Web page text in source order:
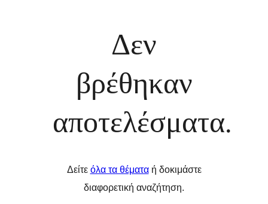
Δεν
βρέθηκαν
αποτελέσματα.
Δείτε όλα τα θέματαή δοκιμάστε
διαφορετική αναζήτηση.